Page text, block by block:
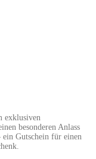
exklusiven
besonderen Anlass
ein Gutschein für einen